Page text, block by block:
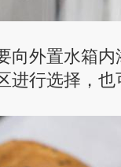
向外置水箱内
进行选择，